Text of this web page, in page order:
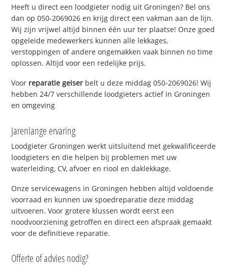
Heeft u direct een loodgieter nodig uit Groningen? Bel ons
dan op 050-2069026 en krijg direct een vakman aan de lijn.
Wij zijn vrijwel altijd binnen één uur ter plaatse! Onze goed
opgeleide medewerkers kunnen alle lekkages,
verstoppingen of andere ongemakken vaak binnen no time
oplossen. Altijd voor een redelijke prijs.
Voor reparatie geiser belt u deze middag 050-2069026! Wij
hebben 24/7 verschillende loodgieters actief in Groningen
en omgeving
Jarenlange ervaring
Loodgieter Groningen werkt uitsluitend met gekwalificeerde
loodgieters en die helpen bij problemen met uw
waterleiding, CV, afvoer en riool en daklekkage.
Onze servicewagens in Groningen hebben altijd voldoende
voorraad en kunnen uw spoedreparatie deze middag
uitvoeren. Voor grotere klussen wordt eerst een
noodvoorziening getroffen en direct een afspraak gemaakt
voor de definitieve reparatie.
Offerte of advies nodig?